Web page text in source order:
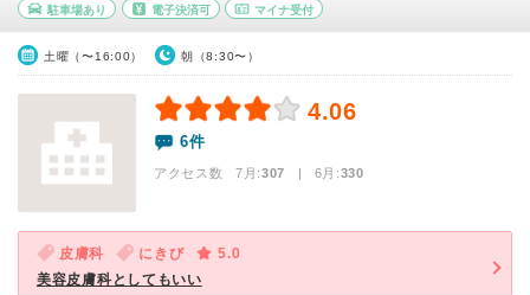
駐車場あり 電子決済可 マイナ受付
土曜（〜16:00） 朝（8:30〜）
4.06
6件
アクセス数 7月:307 | 6月:330
皮膚科 にきび
5.0
美容皮膚科としてもいい